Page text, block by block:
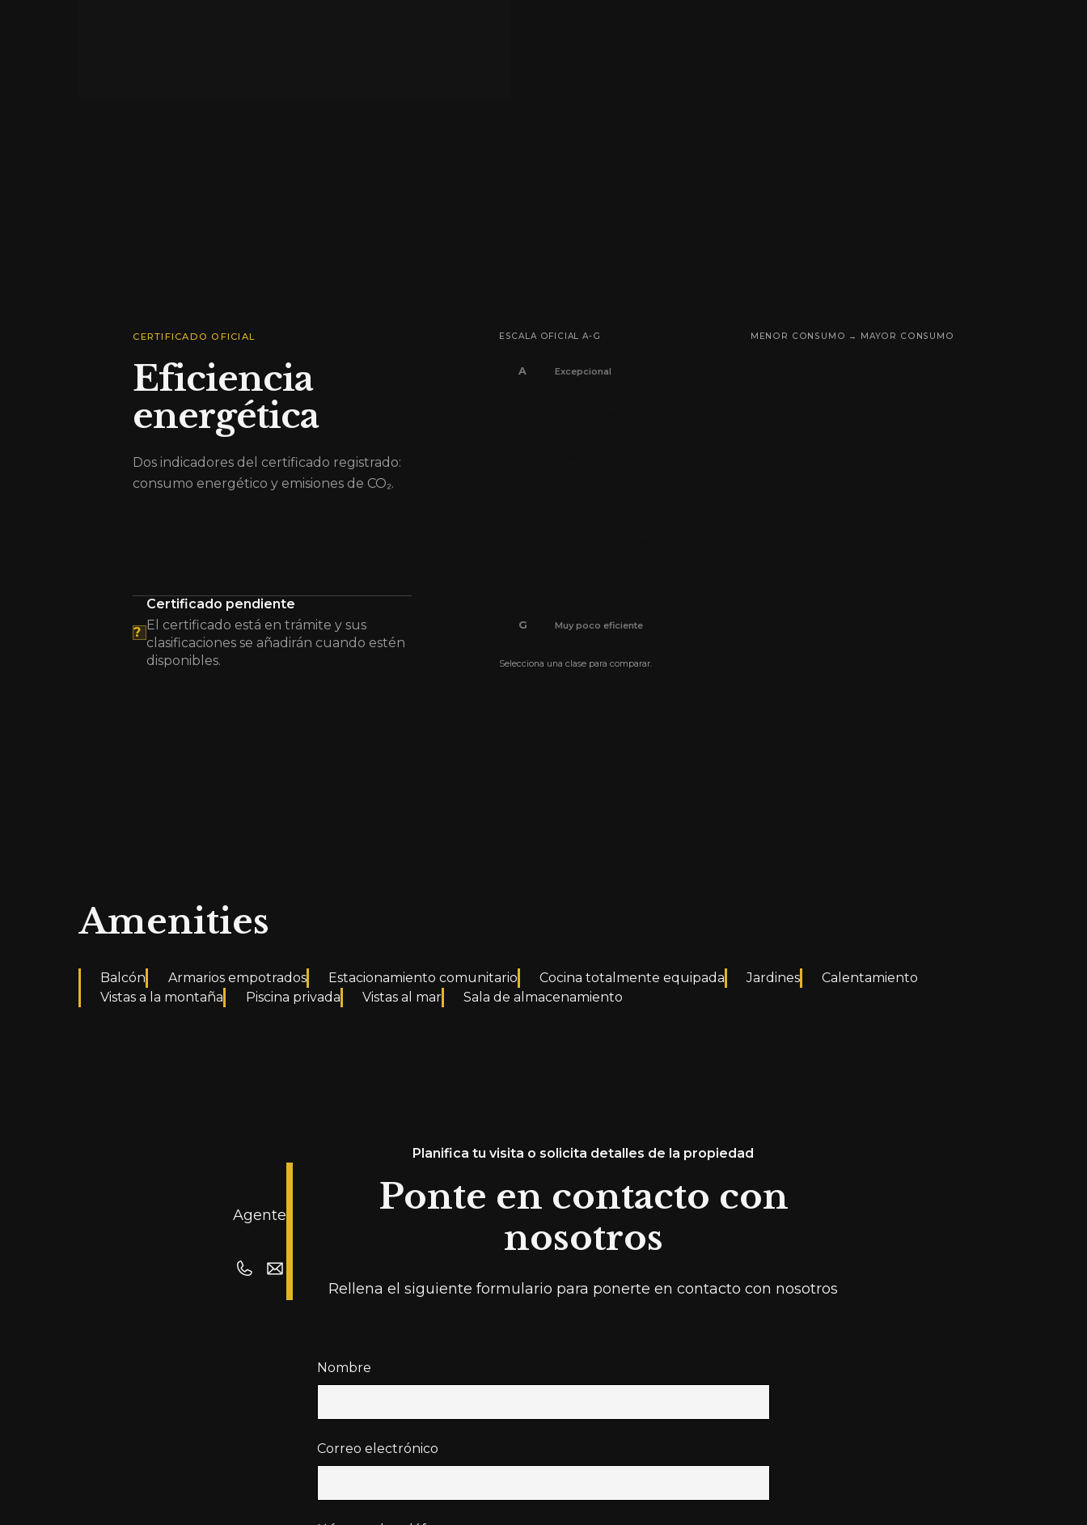
CERTIFICADO OFICIAL
Eficiencia
energética
Dos indicadores del certificado registrado:
consumo energético y emisiones de CO₂.
?
Certificado pendiente
El certificado está en trámite y sus
clasificaciones se añadirán cuando estén
disponibles.
ESCALA OFICIAL A-G MENOR CONSUMO → MAYOR CONSUMO
A Excepcional
G Muy poco eficiente
Selecciona una clase para comparar.
Amenities
Balcón Armarios empotrados Estacionamiento comunitario Cocina totalmente equipada Jardines
Calentamiento
Vistas a la montaña
Piscina privada Vistas al mar Sala de almacenamiento
Agente
Planifica tu visita o solicita detalles de la propiedad
Ponte en contacto con
nosotros
Rellena el siguiente formulario para ponerte en contacto con nosotros
Nombre
Correo electrónico